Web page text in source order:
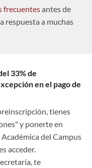
frecuentesantes de
respuesta a muchas
33% de
en el pago de
tienes
y ponerte en
del Campus
acceder.
te